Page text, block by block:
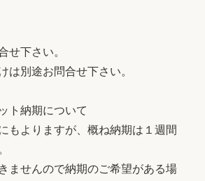
せ下さい。
は別途お問合せ下さい。
ト納期について
もよりますが、概ね納期は１週間
ませんので納期のご希望がある場